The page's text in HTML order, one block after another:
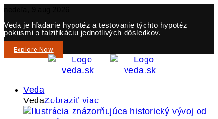
Veda je hľadanie hypotéz a testovanie týchto hypotéz
pokusmi o falzifikáciu jednotlivých dôsledkov.
Explore Now
Veda
VedaZobraziť viac